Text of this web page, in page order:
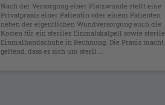
Nach der Versorgung einer Platzwunde stellt eine
Privatpraxis einer Patientin oder einem Patienten
neben der eigentlichen Wundversorgung auch die
Kosten für ein steriles Einmalskalpell sowie sterile
Einmalhandschuhe in Rechnung. Die Praxis macht
geltend, dass es sich um steril ...